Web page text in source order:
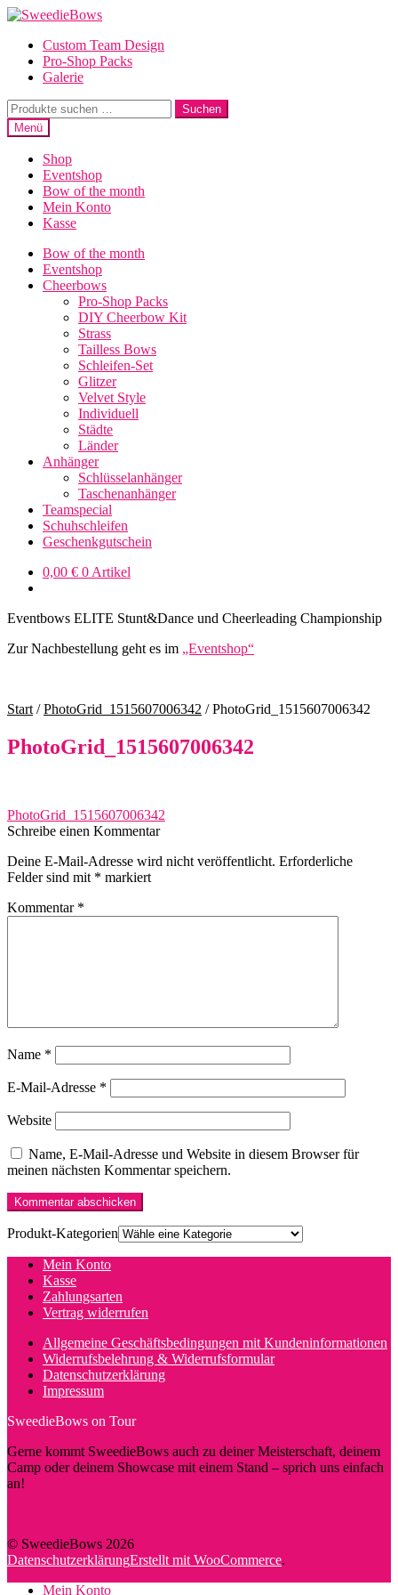
Zur
springen
Zum
springenCustom Team Design
Pro-Shop Packs
Galerie
Suche
nach:
Suchen
Menü
Shop
Eventshop
Bow of the month
Mein Konto
Kasse
Bow of the month
Eventshop
Cheerbows
Pro-Shop Packs
DIY Cheerbow Kit
Strass
Tailless Bows
Schleifen-Set
Glitzer
Velvet Style
Individuell
Städte
Länder
Anhänger
Schlüsselanhänger
Taschenanhänger
Teamspecial
Schuhschleifen
Geschenkgutschein
0,00 € 0 Artikel
Eventbows ELITE Stunt&Dance und Cheerleading Championship
Zur Nachbestellung geht es im „Eventshop“
Start /PhotoGrid_1515607006342 /PhotoGrid_1515607006342
PhotoGrid_1515607006342
Beitragsnavigation
Vorheriger
Beitrag:
PhotoGrid_1515607006342
Schreibe einen Kommentar
Deine E-Mail-Adresse wird nicht veröffentlicht. Erforderliche
Felder sind mit * markiert
Kommentar *
Name *
E-Mail-Adresse *
Website
Name, E-Mail-Adresse und Website in diesem Browser für
meinen nächsten Kommentar speichern.
Produkt-Kategorien
Mein Konto
Kasse
Zahlungsarten
Vertrag widerrufen
Allgemeine Geschäftsbedingungen mit Kundeninformationen
Widerrufsbelehrung & Widerrufsformular
Datenschutzerklärung
Impressum
SweedieBows on Tour
Gerne kommt SweedieBows auch zu deiner Meisterschaft, deinem
Camp oder deinem Showcase mit einem Stand – sprich uns einfach
an!
© SweedieBows 2026
DatenschutzerklärungErstellt mit WooCommerce.
Mein Konto